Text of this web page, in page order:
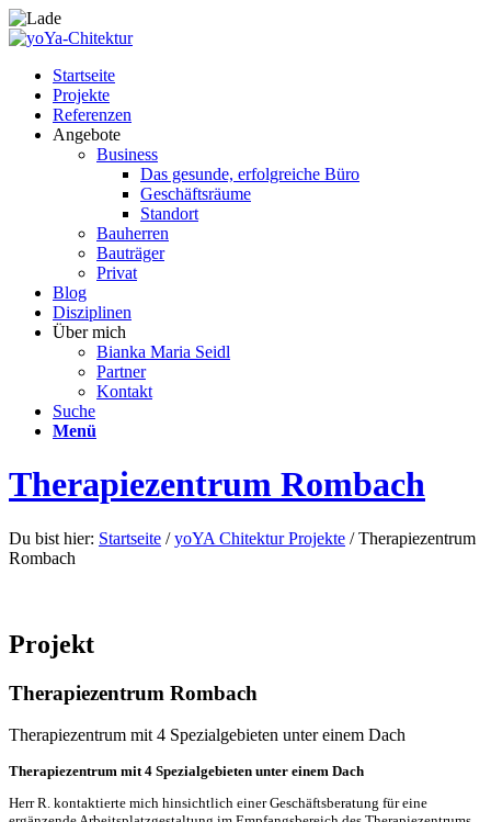
Startseite
Projekte
Referenzen
Angebote
Business
Das gesunde, erfolgreiche Büro
Geschäftsräume
Standort
Bauherren
Bauträger
Privat
Blog
Disziplinen
Über mich
Bianka Maria Seidl
Partner
Kontakt
Suche
Menü
Therapiezentrum Rombach
Du bist hier: Startseite / yoYA Chitektur Projekte / Therapiezentrum
Rombach
Projekt
Therapiezentrum Rombach
Therapiezentrum mit 4 Spezialgebieten unter einem Dach
Therapiezentrum mit 4 Spezialgebieten unter einem Dach
Herr R. kontaktierte mich hinsichtlich einer Geschäftsberatung für eine